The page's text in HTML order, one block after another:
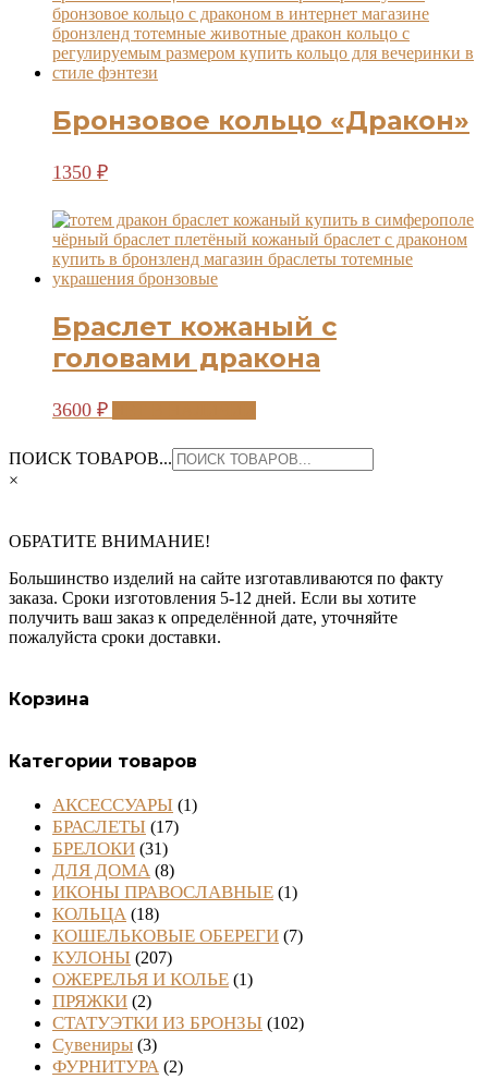
Бронзовое кольцо «Дракон»
1350 ₽
Браслет кожаный с
головами дракона
3600 ₽
Этот
товар
несколько
странице
товара.
ПОИСК ТОВАРОВ...
×
ОБРАТИТЕ ВНИМАНИЕ!
Большинство изделий на сайте изготавливаются по факту
заказа. Сроки изготовления 5-12 дней. Если вы хотите
получить ваш заказ к определённой дате, уточняйте
пожалуйста сроки доставки.
Корзина
Категории товаров
АКСЕССУАРЫ (1)
БРАСЛЕТЫ (17)
БРЕЛОКИ (31)
ДЛЯ ДОМА (8)
ИКОНЫ ПРАВОСЛАВНЫЕ (1)
КОЛЬЦА (18)
КОШЕЛЬКОВЫЕ ОБЕРЕГИ (7)
КУЛОНЫ (207)
ОЖЕРЕЛЬЯ И КОЛЬЕ (1)
ПРЯЖКИ (2)
СТАТУЭТКИ ИЗ БРОНЗЫ (102)
Сувениры (3)
ФУРНИТУРА (2)